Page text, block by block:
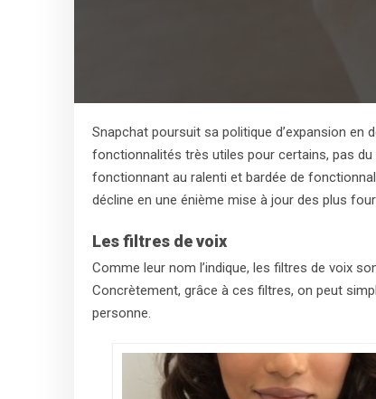
Snapchat poursuit sa politique d’expansion en
fonctionnalités très utiles pour certains, pas
fonctionnant au ralenti et bardée de
décline en une énième mise à jour des plus
Les filtres de voix
Comme leur nom l’indique, les filtres de voix
Concrètement, grâce à ces filtres, on peut
personne.